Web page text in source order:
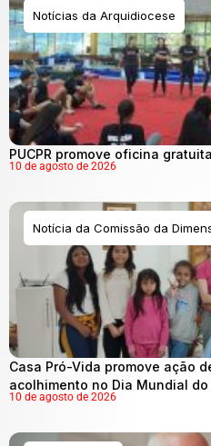
Notícias da Arquidiocese
PUCPR promove oficina
10 de agosto de 2026
Notícia da Comissão da
Casa Pró-Vida promove ação
acolhimento no Dia Mundial
10 de agosto de 2026